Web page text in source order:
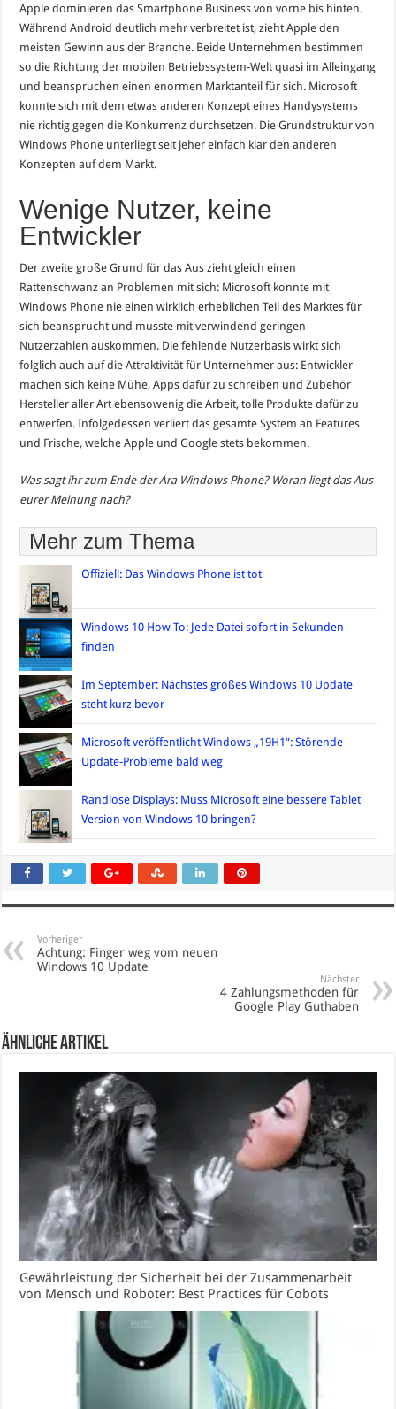
Apple dominieren das Smartphone Business von vorne bis hinten.
Während Android deutlich mehr verbreitet ist, zieht Apple den
meisten Gewinn aus der Branche. Beide Unternehmen bestimmen
so die Richtung der mobilen Betriebssystem-Welt quasi im Alleingang
und beanspruchen einen enormen Marktanteil für sich. Microsoft
konnte sich mit dem etwas anderen Konzept eines Handysystems
nie richtig gegen die Konkurrenz durchsetzen. Die Grundstruktur von
Windows Phone unterliegt seit jeher einfach klar den anderen
Konzepten auf dem Markt.
Wenige Nutzer, keine
Entwickler
Der zweite große Grund für das Aus zieht gleich einen
Rattenschwanz an Problemen mit sich: Microsoft konnte mit
Windows Phone nie einen wirklich erheblichen Teil des Marktes für
sich beansprucht und musste mit verwindend geringen
Nutzerzahlen auskommen. Die fehlende Nutzerbasis wirkt sich
folglich auch auf die Attraktivität für Unternehmer aus: Entwickler
machen sich keine Mühe, Apps dafür zu schreiben und Zubehör
Hersteller aller Art ebensowenig die Arbeit, tolle Produkte dafür zu
entwerfen. Infolgedessen verliert das gesamte System an Features
und Frische, welche Apple und Google stets bekommen.
Was sagt ihr zum Ende der Ära Windows Phone? Woran liegt das Aus
eurer Meinung nach?
Mehr zum Thema
Offiziell: Das Windows Phone ist tot
Windows 10 How-To: Jede Datei sofort in Sekunden
finden
Im September: Nächstes großes Windows 10 Update
steht kurz bevor
Microsoft veröffentlicht Windows „19H1“: Störende
Update-Probleme bald weg
Randlose Displays: Muss Microsoft eine bessere Tablet
Version von Windows 10 bringen?
Vorheriger
Achtung: Finger weg vom neuen
Windows 10 Update
Nächster
4 Zahlungsmethoden für
Google Play Guthaben
Ähnliche Artikel
Gewährleistung der Sicherheit bei der Zusammenarbeit
von Mensch und Roboter: Best Practices für Cobots